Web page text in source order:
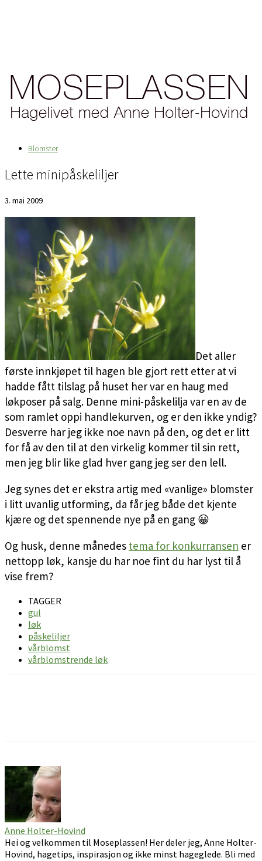
Blomster
Lette minipåskeliljer
3. mai 2009
Det aller
første innkjøpet til hagen ble gjort rett etter at vi
hadde fått tilslag på huset her var en haug med
løkposer på salg. Denne mini-påskelilja var en av de
som ramlet oppi handlekurven, og er den ikke yndig?
Desverre har jeg ikke noe navn på den, og det er litt
for få av den til at den virkelig kommer til sin rett,
men jeg blir like glad hver gang jeg ser den lell.
Jeg synes det er ekstra artig med «vanlige» blomster
i litt uvanlig utforming, da får jeg både det kjente
kjære og det spennende nye på en gang 😀
Og husk, denne månedes tema for konkurransen er
nettopp løk, kansje du har noe fint du har lyst til å
vise frem?
TAGGER
gul
løk
påskeliljer
vårblomst
vårblomstrende løk
Anne Holter-Hovind
Hei og velkommen til Moseplassen! Her deler jeg, Anne Holter-
Hovind, hagetips, inspirasjon og ikke minst hageglede. Bli med